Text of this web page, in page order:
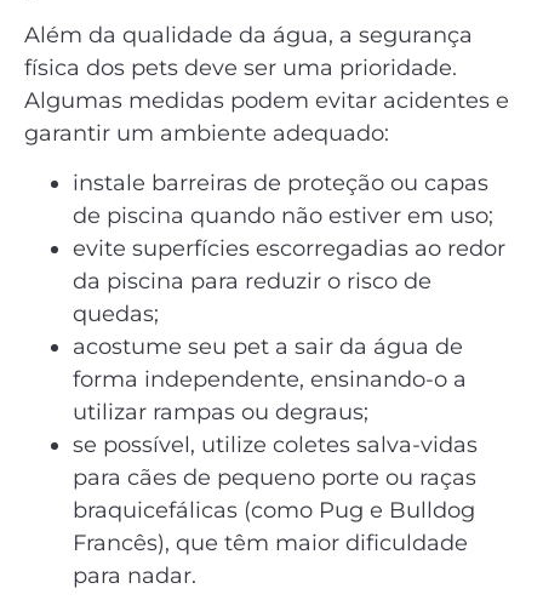
Além da qualidade da água, a segurança
física dos pets deve ser uma prioridade.
Algumas medidas podem evitar acidentes e
garantir um ambiente adequado:
instale barreiras de proteção ou capas
de piscina quando não estiver em uso;
evite superfícies escorregadias ao redor
da piscina para reduzir o risco de
quedas;
acostume seu pet a sair da água de
forma independente, ensinando-o a
utilizar rampas ou degraus;
se possível, utilize coletes salva-vidas
para cães de pequeno porte ou raças
braquicefálicas (como Pug e Bulldog
Francês), que têm maior dificuldade
para nadar.